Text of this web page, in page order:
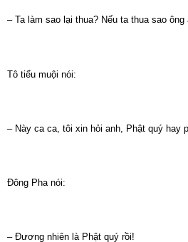
– Ta làm sao lại thua? Nếu ta thua sao
Tô tiểu muội nói:
– Này ca ca, tôi xin hỏi anh, Phật quý hay
Đông Pha nói:
– Đương nhiên là Phật quý rồi!